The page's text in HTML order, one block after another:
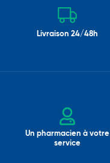
Livraison 24/48h
Un pharmacien à votre
service